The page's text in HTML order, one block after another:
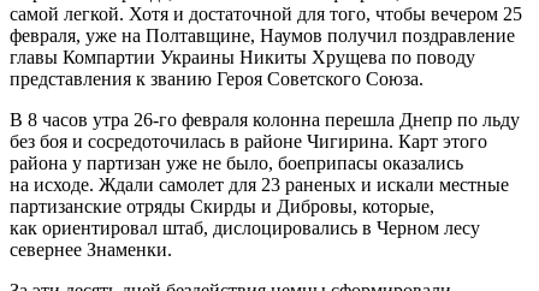
самой легкой. Хотя и достаточной для того, чтобы вечером 25
февраля, уже на Полтавщине, Наумов получил поздравление
главы Компартии Украины Никиты Хрущева по поводу
представления к званию Героя Советского Союза.
В 8 часов утра 26-го февраля колонна перешла Днепр по льду
без боя и сосредоточилась в районе Чигирина. Карт этого
района у партизан уже не было, боеприпасы оказались
на исходе. Ждали самолет для 23 раненых и искали местные
партизанские отряды Скирды и Дибровы, которые,
как ориентировал штаб, дислоцировались в Черном лесу
севернее Знаменки.